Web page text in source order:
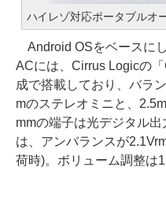
ハイレゾ対応ポータブルオ
Android OSをベースに
ACには、Cirrus Logicの
成で搭載しており、バラ
mのステレオミニと、
mmの端子は光デジタル
は、アンバランスが
荷時)。ボリューム調整は